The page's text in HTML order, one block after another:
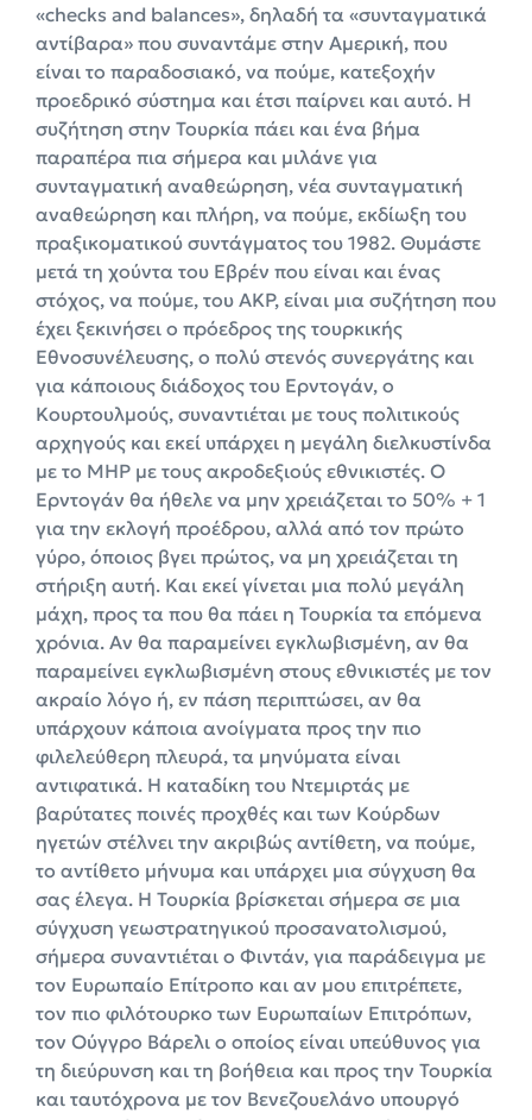
«checks and balances», δηλαδή τα «συνταγματικά
αντίβαρα» που συναντάμε στην Αμερική, που
είναι το παραδοσιακό, να πούμε, κατεξοχήν
προεδρικό σύστημα και έτσι παίρνει και αυτό. Η
συζήτηση στην Τουρκία πάει και ένα βήμα
παραπέρα πια σήμερα και μιλάνε για
συνταγματική αναθεώρηση, νέα συνταγματική
αναθεώρηση και πλήρη, να πούμε, εκδίωξη του
πραξικοματικού συντάγματος του 1982. Θυμάστε
μετά τη χούντα του Εβρέν που είναι και ένας
στόχος, να πούμε, του AKP, είναι μια συζήτηση που
έχει ξεκινήσει ο πρόεδρος της τουρκικής
Εθνοσυνέλευσης, ο πολύ στενός συνεργάτης και
για κάποιους διάδοχος του Ερντογάν, ο
Κουρτουλμούς, συναντιέται με τους πολιτικούς
αρχηγούς και εκεί υπάρχει η μεγάλη διελκυστίνδα
με το MHP με τους ακροδεξιούς εθνικιστές. Ο
Ερντογάν θα ήθελε να μην χρειάζεται το 50% + 1
για την εκλογή προέδρου, αλλά από τον πρώτο
γύρο, όποιος βγει πρώτος, να μη χρειάζεται τη
στήριξη αυτή. Και εκεί γίνεται μια πολύ μεγάλη
μάχη, προς τα που θα πάει η Τουρκία τα επόμενα
χρόνια. Αν θα παραμείνει εγκλωβισμένη, αν θα
παραμείνει εγκλωβισμένη στους εθνικιστές με τον
ακραίο λόγο ή, εν πάση περιπτώσει, αν θα
υπάρχουν κάποια ανοίγματα προς την πιο
φιλελεύθερη πλευρά, τα μηνύματα είναι
αντιφατικά. Η καταδίκη του Ντεμιρτάς με
βαρύτατες ποινές προχθές και των Κούρδων
ηγετών στέλνει την ακριβώς αντίθετη, να πούμε,
το αντίθετο μήνυμα και υπάρχει μια σύγχυση θα
σας έλεγα. Η Τουρκία βρίσκεται σήμερα σε μια
σύγχυση γεωστρατηγικού προσανατολισμού,
σήμερα συναντιέται ο Φιντάν, για παράδειγμα με
τον Ευρωπαίο Επίτροπο και αν μου επιτρέπετε,
τον πιο φιλότουρκο των Ευρωπαίων Επιτρόπων,
τον Ούγγρο Βάρελι ο οποίος είναι υπεύθυνος για
τη διεύρυνση και τη βοήθεια και προς την Τουρκία
και ταυτόχρονα με τον Βενεζουελάνο υπουργό